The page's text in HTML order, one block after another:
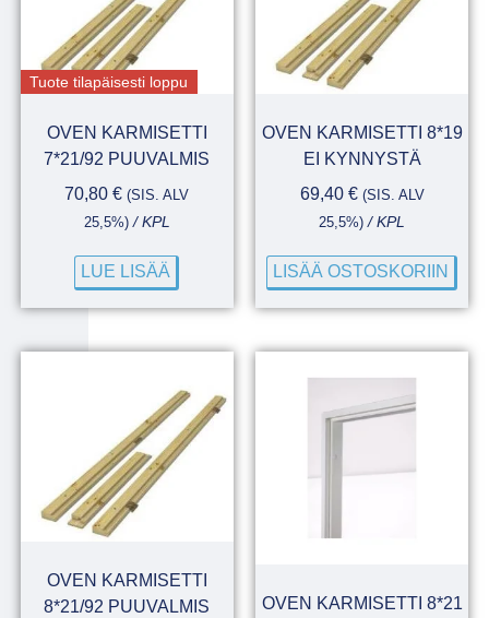
Tuote tilapäisesti loppu
OVEN KARMISETTI
7*21/92 PUUVALMIS
70,80€ (SIS. ALV
25,5%)/ KPL
LUE LISÄÄ
OVEN KARMISETTI 8*19
EI KYNNYSTÄ
69,40 € (SIS. ALV
25,5%) / KPL
LISÄÄ OSTOSKORIIN
OVEN KARMISETTI
8*21/92 PUUVALMIS
OVEN KARMISETTI 8*21